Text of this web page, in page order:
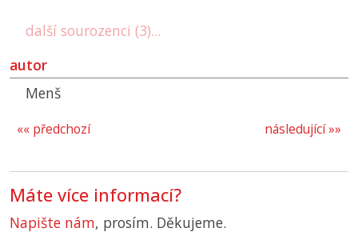
další sourozenci (3)...
autor
Menš
následující »»
«« předchozí
Máte více informací?
Napište nám, prosím. Děkujeme.